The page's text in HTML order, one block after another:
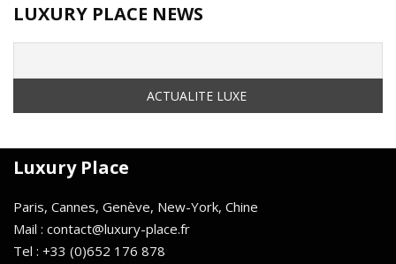
LUXURY PLACE NEWS
Luxury Place
Paris, Cannes, Genève, New-York, Chine
Mail : contact@luxury-place.fr
Tel : +33 (0)652 176 878